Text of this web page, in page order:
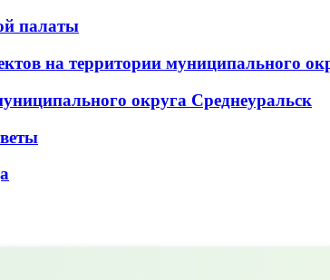
палаты
на территории муниципального
округа Среднеуральск